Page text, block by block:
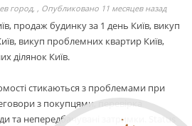
город, , Опубликовано 11 месяцев назад
продаж будинку за 1 день Київ, викуп
викуп проблемних квартир Київ,
ділянок Київ.
стикаються з проблемами при
з покупцями, перевірка
та непередбачувані затримки. Status